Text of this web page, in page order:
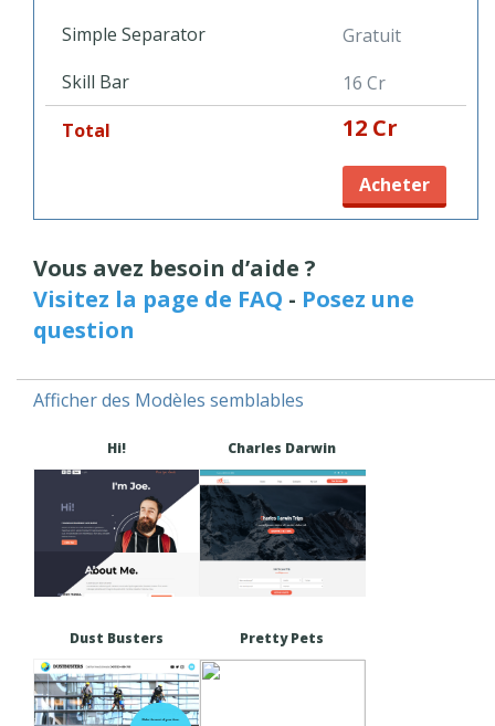
Simple Separator
Gratuit
Skill Bar
16 Cr
Total
12 Cr
Acheter
Vous avez besoin d’aide ?
Visitez la page de FAQ - Posez une
question
Afficher des Modèles semblables
Hi! Charles Darwin
Dust Busters Pretty Pets